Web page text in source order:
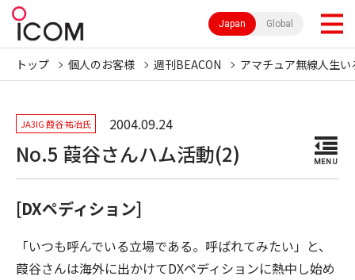
Japan Global
トップ 個人のお客様 週刊BEACON アマチュア無線人生い
JA3IG 葭谷 祐冶氏 2004.09.24
No.5 葭谷さんハム活動(2) MENU
[DXペディション]
「いつも呼んでいる立場である。呼ばれてみたい」と、
葭谷さんは海外に出かけてDXペディションに熱中し始め